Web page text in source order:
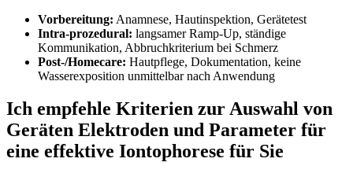
Vorbereitung: Anamnese, Hautinspektion, Gerätetest
Intra-prozedural: langsamer Ramp-Up, ständige⁣
Kommunikation, Abbruchkriterium bei Schmerz
Post-/Homecare: Hautpflege,⁣ Dokumentation, keine
Wasserexposition unmittelbar nach Anwendung
Ich empfehle Kriterien zur Auswahl von
Geräten Elektroden und Parameter für
eine effektive ‌Iontophorese für Sie